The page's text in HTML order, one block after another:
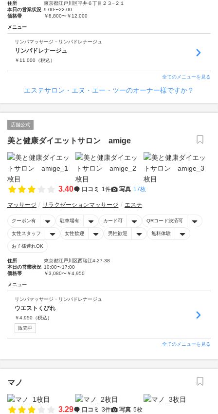
住所
東京都江戸川区平井６丁目２３−２１
本日の営業状況 9:00〜22:00
価格帯
￥8,800〜￥12,000
メニュー
リンパマッサージ・リンパドレナージュ
リンパドレナージュ
￥ 11,000 （税込）
全てのメニューを見る
エステサロン・エヌ・エー・ツーのオーナー様ですか？
店舗公式
美と健康ダイエットサロン amige
3.40 口コミ 1件 写真 17枚
マッサージ リラクゼーションマッサージ エステ
クーポン有 駐車場有 カード可 QRコード決済可
女性スタッフ 女性歓迎 男性歓迎 無料体験
お子様連れOK
住所
東京都江戸川区西瑞江4-27-38
本日の営業状況 10:00〜17:00
価格帯
￥3,080〜￥4,950
メニュー
リンパマッサージ・リンパドレナージュ
ウエストくびれ
￥4,950 （税込）
販売中
全てのメニューを見る
マノ
3.29 口コミ 3件 写真 5枚